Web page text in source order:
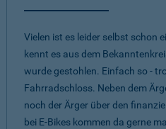
Vielen ist es leider selbst schon
kennt es aus dem
wurde gestohlen. Einfach so -
Fahrradschloss. Neben dem
noch der Ärger über den
bei E-Bikes kommen da gerne